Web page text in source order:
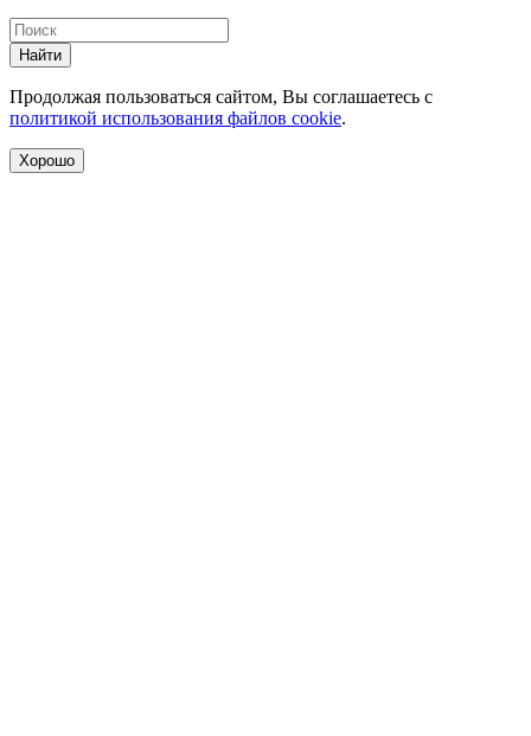
Найти
Продолжая пользоваться сайтом, Вы соглашаетесь с
политикой использования файлов cookie.
Хорошо